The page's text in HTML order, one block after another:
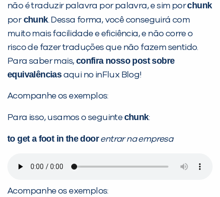
não é traduzir palavra por palavra, e sim porchunk
porchunk. Dessa forma, você conseguirá com
muito mais facilidade e eficiência, e não corre o
risco de fazer traduções que não fazem sentido.
Para saber mais, confira nosso post sobre
equivalênciasaqui no inFlux Blog!
Acompanhe os exemplos:
Para isso, usamos o seguintechunk:
to get a foot in the door entrar na empresa
Acompanhe os exemplos: